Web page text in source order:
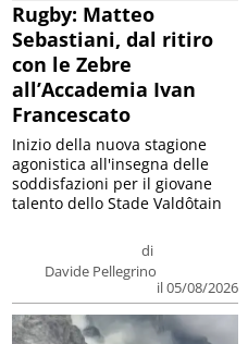
Rugby: Matteo
Sebastiani, dal ritiro
con le Zebre
all’Accademia Ivan
Francescato
di
Davide Pellegrino
il 05/08/2026
Inizio della nuova stagione
agonistica all'insegna delle
soddisfazioni per il giovane
talento dello Stade Valdôtain